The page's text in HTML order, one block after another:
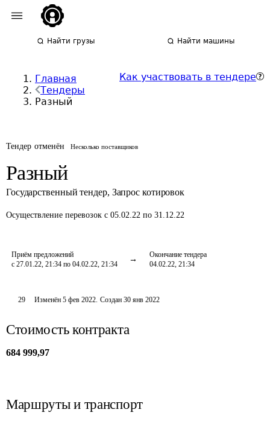
Найти грузы Найти машины
Главная
Тендеры
Разный
Как участвовать в тендере
Тендер отменён Несколько поставщиков
Разный
Государственный тендер, Запрос котировок
Осуществление перевозок с 05.02.22 по 31.12.22
Приём предложений
с 27.01.22, 21:34 по 04.02.22, 21:34
Окончание тендера
04.02.22, 21:34
29 Изменён5 фев 2022. Создан 30 янв 2022
Стоимость контракта
684 999,97
Маршруты и транспорт